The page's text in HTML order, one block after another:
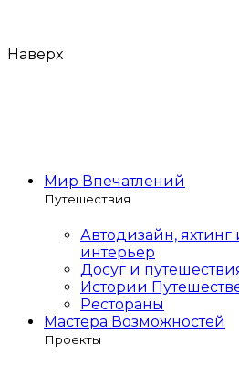
Наверх
Мир Впечатлений
Путешествия
Автодизайн,
интерьер
Досуг и
Истории
Рестораны
Мастера Возможностей
Проекты